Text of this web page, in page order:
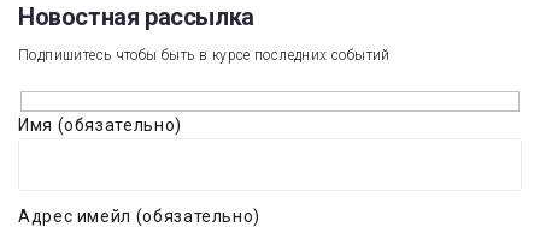
Новостная рассылка​
Подпишитесь чтобы быть в курсе последних событий
Имя (обязательно)
Адрес имейл (обязательно)